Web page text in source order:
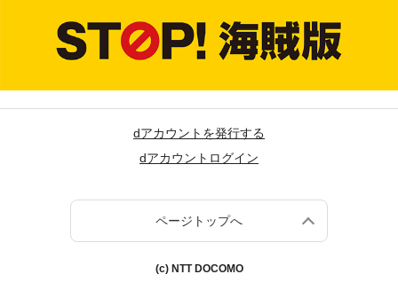
dアカウントを発行する
dアカウントログイン
ページトップへ
(c) NTT DOCOMO